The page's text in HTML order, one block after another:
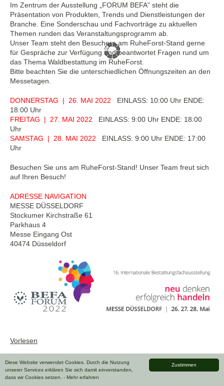
Zustimmen
Diese Website verwendet Cookies. Durch die Nutzung
unserer Services erklären Sie sich damit einverstanden,
dass wir Cookies setzen. - Mehr erfahren
Im Zentrum der Ausstellung „FORUM BEFA” steht die
Präsentation von Produkten, Trends und Dienstleistungen der
Branche. Eine Sonderschau und Fachvorträge zu aktuellen
Themen runden das Veranstaltungsprogramm ab.
Unser Team steht den Besuchern am RuheForst-Stand gerne
für Gespräche zur Verfügung und beantwortet Fragen rund um
das Thema Waldbestattung im RuheForst.
Bitte beachten Sie die unterschiedlichen Öffnungszeiten an den
Messetagen.
DONNERSTAG | 26. MAI 2022 EINLASS: 10:00 Uhr ENDE:
18:00 Uhr
FREITAG | 27. MAI 2022 EINLASS: 9:00 Uhr ENDE: 18:00
Uhr
SAMSTAG | 28. MAI 2022 EINLASS: 9:00 Uhr ENDE: 17:00
Uhr
Besuchen Sie uns am RuheForst-Stand! Unser Team freut sich
auf Ihren Besuch!
ADRESSE NAVIGATION
MESSE DÜSSELDORF
Stockumer Kirchstraße 61
Parkhaus 4
Messe Eingang Ost
40474 Düsseldorf
Vorlesen